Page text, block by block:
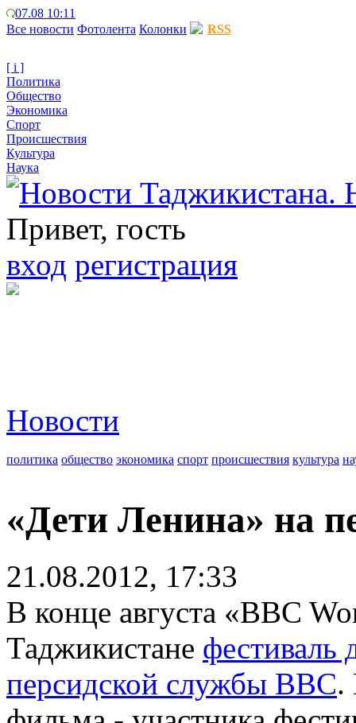
07.08 10:11
Все новости Фотолента Колонки RSS
[ i ]
Политика
Общество
Экономика
Спорт
Происшествия
Культура
Наука
Привет, гость
вход регистрация
Новости
политика общество экономика спорт происшествия культура
«Дети Ленина» на
21.08.2012, 17:33
В конце августа «BBC
Таджикистане фестиваль
персидской службы ВВС.